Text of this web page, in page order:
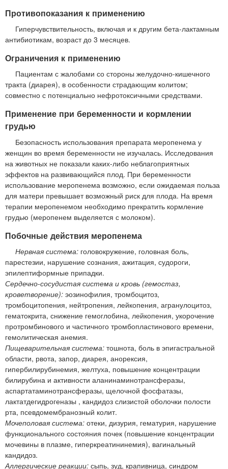
Противопоказания к применению
Гиперчувствительность, включая и к другим бета-лактамным
антибиотикам, возраст до 3 месяцев.
Ограничения к применению
Пациентам с жалобами со стороны желудочно-кишечного
тракта (диарея), в особенности страдающим колитом;
совместно с потенциально нефротоксичными средствами.
Применение при беременности и кормлении
грудью
Безопасность использования препарата меропенема у
женщин во время беременности не изучалась. Исследования
на животных не показали каких-либо неблагоприятных
эффектов на развивающийся плод. При беременности
использование меропенема возможно, если ожидаемая польза
для матери превышает возможный риск для плода. На время
терапии меропенемом необходимо прекратить кормление
грудью (меропенем выделяется с молоком).
Побочные действия меропенема
Нервная система: головокружение, головная боль,
парестезии, нарушение сознания, ажитация, судороги,
эпилептиформные припадки.
Сердечно-сосудистая система и кровь (гемостаз,
кроветворение): эозинофилия, тромбоцитоз,
тромбоцитопения, нейтропения, лейкопения, агранулоцитоз,
гематокрита, снижение гемоглобина, лейкопения, укорочение
протромбинового и частичного тромбопластинового времени,
гемолитическая анемия.
Пищеварительная система: тошнота, боль в эпигастральной
области, рвота, запор, диарея, анорексия,
гипербилирубинемия, желтуха, повышение концентрации
билирубина и активности аланинаминотрансферазы,
аспартатаминотрансферазы, щелочной фосфатазы,
лактатдегидрогеназы , кандидоз слизистой оболочки полости
рта, псевдомембранозный колит.
Мочеполовая система: отеки, дизурия, гематурия, нарушение
функционального состояния почек (повышение концентрации
мочевины в плазме, гиперкреатининемия), вагинальный
кандидоз.
Аллергические реакции: сыпь, зуд, крапивница, синдром